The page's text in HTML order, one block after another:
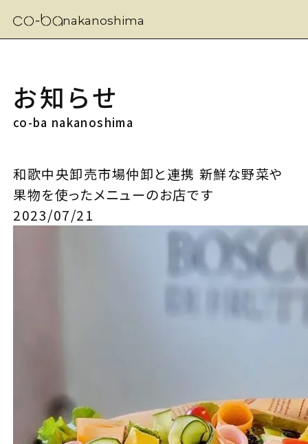
nakanoshima
お知らせ
co-ba nakanoshima
和歌中央卸売市場仲卸と連携 新鮮な野菜や
果物を使ったメニューのお店です
2023/07/21